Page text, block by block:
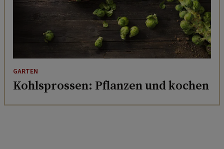
GARTEN
Kohlsprossen: Pflanzen und kochen